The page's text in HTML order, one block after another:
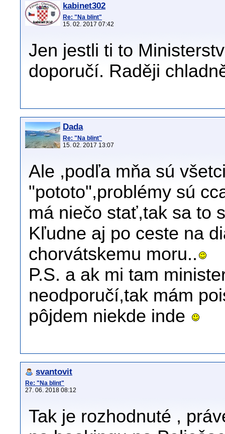
kabinet302
Re: "Na blint"
15. 02. 2017 07:42
Jen jestli ti to
doporučí. Raději
Dada
Re: "Na blint"
15. 02. 2017 13:07
Ale ,podľa mňa sú
"pototo",problémy sú
má niečo stať,tak sa to
Kľudne aj po ceste na
chorvátskemu moru..
P.S. a ak mi tam
neodporučí,tak mám
pôjdem niekde inde
svantovit
Re: "Na blint"
27. 06. 2018 08:12
Tak je rozhodnuté ,